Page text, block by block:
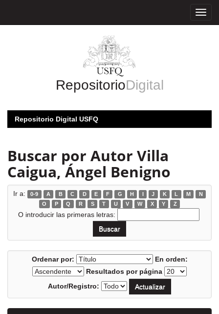
RepositorioDigital
Repositorio Digital USFQ
Buscar por Autor Villa
Caigua, Ángel Benigno
Ir a: 0-9 A B C D E F G H I J K L M
N
O
P Q R S T U V W X Y Z
O introducir las primeras letras:
Ordenar por:
En orden:
Resultados por página
Autor/Registro: